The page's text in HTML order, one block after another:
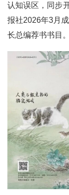
认知误区，同步
报社2026年3月
长总编荐书书目。